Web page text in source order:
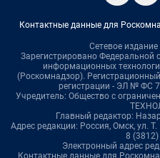
Контактные данные для
Сетевое издание
Зарегистрировано Федеральной
информационных
(Роскомнадзор).
регистрации - ЭЛ № ФС
Учредитель: Общество с
Главный редактор:
Адрес редакции: Россия, Омск, ул.
8 (3812)
Электронный адрес
Контактные данные для